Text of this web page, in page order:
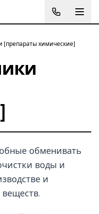
[препараты химические]
обменивать
воды и
и